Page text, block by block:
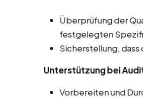
Überprüfung der
festgelegten
Sicherstellung,
Unterstützung bei
Vorbereiten und